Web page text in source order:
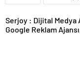
Serjoy : Dijital Medya Ajansı,
Google Reklam